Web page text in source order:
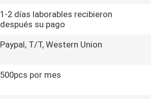
1-2 días laborables recibieron
después su pago
Paypal, T/T, Western Union
500pcs por mes